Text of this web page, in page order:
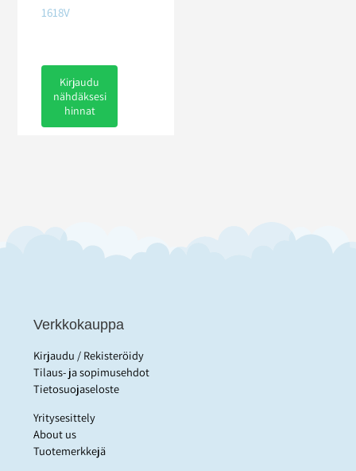
1618V
Kirjaudu
nähdäksesi
hinnat
Verkkokauppa
Kirjaudu / Rekisteröidy
Tilaus- ja sopimusehdot
Tietosuojaseloste
Yritysesittely
About us
Tuotemerkkejä